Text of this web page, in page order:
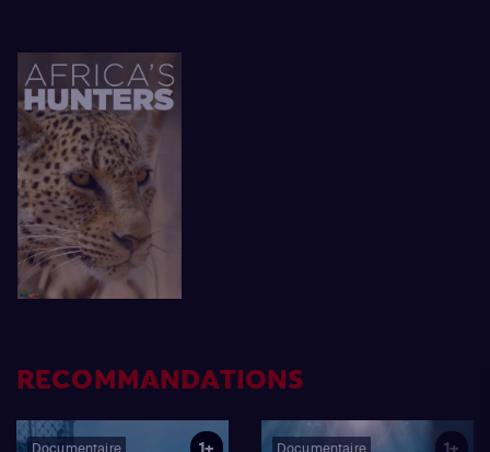
RECOMMANDATIONS
Documentaire 1+ Documentaire 1+